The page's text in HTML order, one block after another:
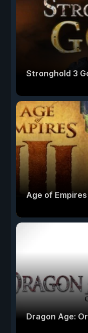
Stronghold 3
Age of
Dragon Age: